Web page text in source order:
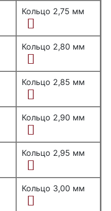
Кольцо 2,75 мм
Кольцо 2,80 мм
Кольцо 2,85 мм
Кольцо 2,90 мм
Кольцо 2,95 мм
Кольцо 3,00 мм